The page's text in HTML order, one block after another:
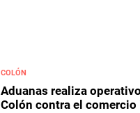
COLÓN
Aduanas realiza
Colón contra el